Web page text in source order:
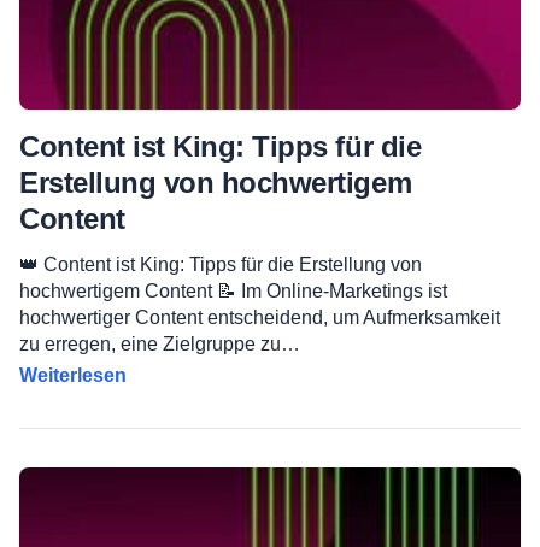
Content ist King: Tipps für die
Erstellung von hochwertigem
Content
👑 Content ist King: Tipps für die Erstellung von
hochwertigem Content 📝 Im Online-Marketings ist
hochwertiger Content entscheidend, um Aufmerksamkeit
zu erregen, eine Zielgruppe zu…
Weiterlesen